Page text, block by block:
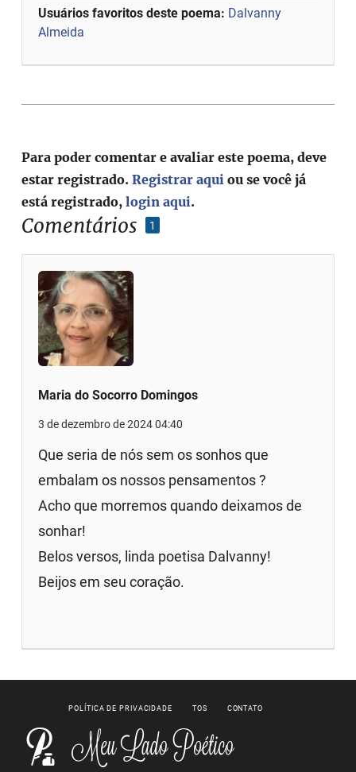
Usuários favoritos deste poema: Dalvanny
Almeida
Comentários 1
Maria do Socorro Domingos
3 de dezembro de 2024 04:40
Que seria de nós sem os sonhos que
embalam os nossos pensamentos ?
Acho que morremos quando deixamos de
sonhar!
Belos versos, linda poetisa Dalvanny!
Beijos em seu coração.
Para poder comentar e avaliar este poema, deve
estar registrado.Registrar aqui ou se você já
está registrado,login aqui.
POLÍTICA DE PRIVACIDADE TOS CONTATO